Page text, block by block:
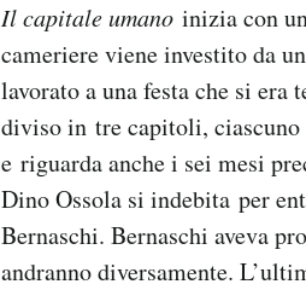
Il capitale umano inizia con
cameriere viene investito da
lavorato a una festa che si
diviso in tre capitoli, ciascuno
e riguarda anche i sei mesi
Dino Ossola si indebita per
Bernaschi. Bernaschi aveva
andranno diversamente.